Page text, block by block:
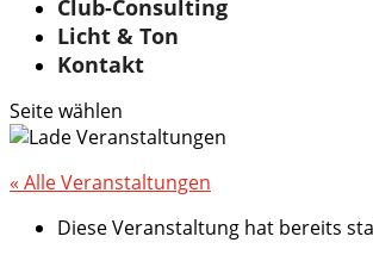
Club-Consulting
Licht & Ton
Kontakt
Seite wählen
« Alle Veranstaltungen
Diese Veranstaltung hat bereits